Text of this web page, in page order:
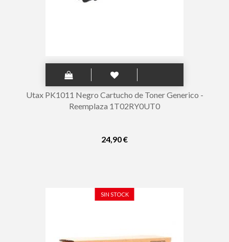
Utax PK1011 Negro Cartucho de Toner Generico -
Reemplaza 1T02RY0UT0
24,90 €
SIN STOCK